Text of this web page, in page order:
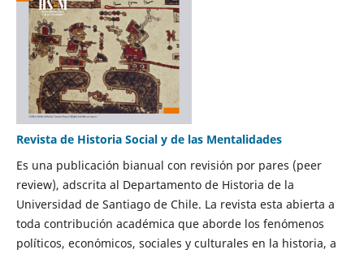
Revista de Historia Social y de las Mentalidades
Es una publicación bianual con revisión por pares (peer
review), adscrita al Departamento de Historia de la
Universidad de Santiago de Chile. La revista esta abierta a
toda contribución académica que aborde los fenómenos
políticos, económicos, sociales y culturales en la historia, a